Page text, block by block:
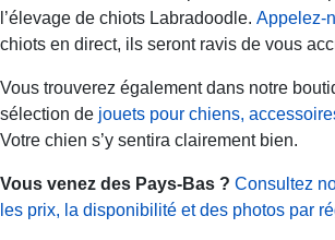
l’élevage de chiots Labradoodle. Appelez-
chiots en direct, ils seront ravis de vous
Vous trouverez également dans notre
sélection de jouets pour chiens,
Votre chien s’y sentira clairement bien.
Vous venez des Pays-Bas ? Consultez
les prix, la disponibilité et des photos par